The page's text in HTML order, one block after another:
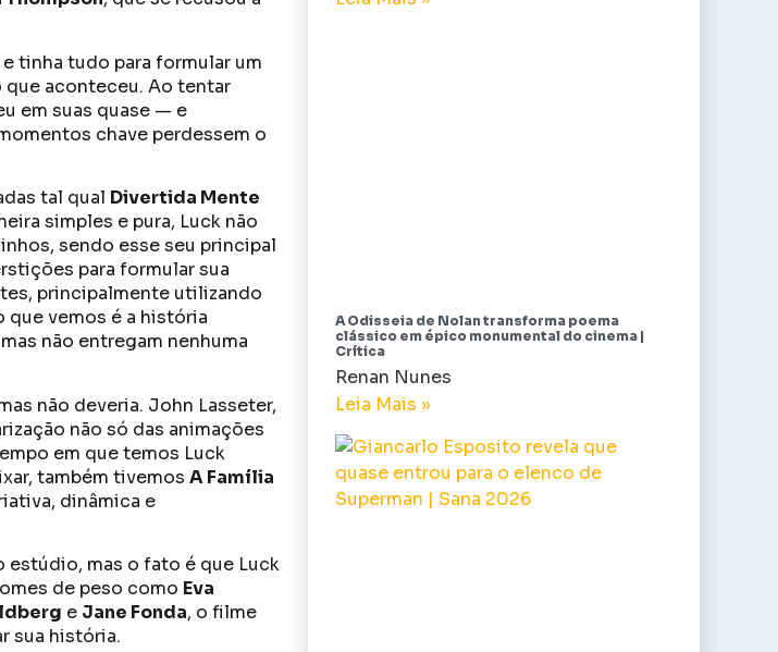
tinha tudo para formular um
aconteceu. Ao tentar
em suas quase — e
chave perdessem o
tal qual Divertida Mente
simples e pura, Luck não
sendo esse seu principal
para formular sua
principalmente utilizando
vemos é a história
não entregam nenhuma
não deveria. John Lasseter,
não só das animações
em que temos Luck
também tivemos A Família
dinâmica e
mas o fato é que Luck
de peso como Eva
e Jane Fonda, o filme
sua história.
A Odisseia de Nolan transforma poema
clássico em épico monumental do cinema |
Crítica
Renan Nunes
Leia Mais »